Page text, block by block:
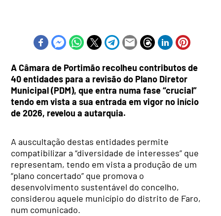
A Câmara de Portimão recolheu contributos de
40 entidades para a revisão do Plano Diretor
Municipal (PDM), que entra numa fase “crucial”
tendo em vista a sua entrada em vigor no início
de 2026, revelou a autarquia.
A auscultação destas entidades permite
compatibilizar a “diversidade de interesses” que
representam, tendo em vista a produção de um
“plano concertado” que promova o
desenvolvimento sustentável do concelho,
considerou aquele município do distrito de Faro,
num comunicado.